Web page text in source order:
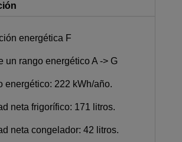
energética F
un rango energético A -> G
energético: 222 kWh/año.
neta frigorífico: 171 litros.
neta congelador: 42 litros.